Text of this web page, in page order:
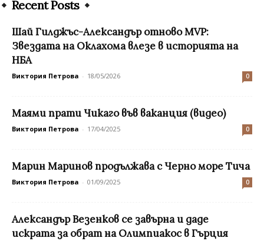
Recent Posts
Шай Гилджъс-Александър отново MVP:
Звездата на Оклахома влезе в историята на
НБА
Виктория Петрова - 18/05/2026 0
Маями прати Чикаго във ваканция (видео)
Виктория Петрова - 17/04/2025 0
Марин Маринов продължава с Черно море Тича
Виктория Петрова - 01/09/2025 0
Александър Везенков се завърна и даде
искрата за обрат на Олимпиакос в Гърция